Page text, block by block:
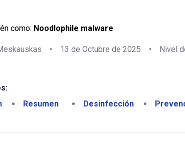
como: Noodlophile malware
• 13 de Octubre de 2025 • Nivel
Resumen Desinfección